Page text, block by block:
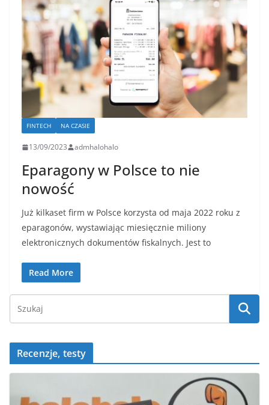
FINTECH NA CZASIE
13/09/2023 admhalohalo
Eparagony w Polsce to nie
nowość
Już kilkaset firm w Polsce korzysta od maja 2022 roku z
eparagonów, wystawiając miesięcznie miliony
elektronicznych dokumentów fiskalnych. Jest to
Read More
Recenzje, testy